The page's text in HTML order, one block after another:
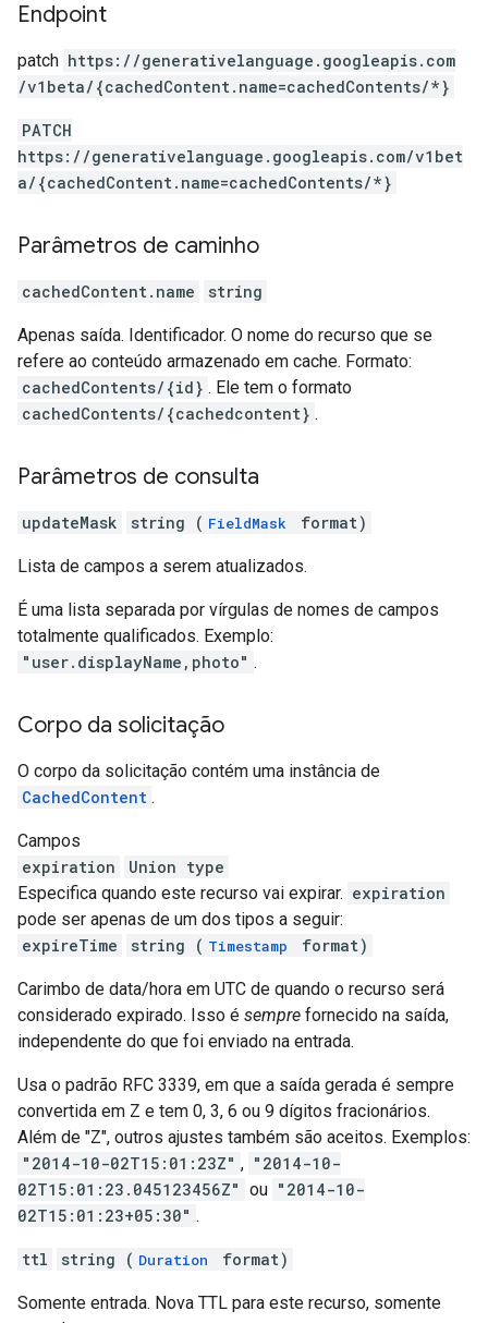
Endpoint
patch https: / /generativelanguage.googleapis.com
/v1beta/{cachedContent.name=cachedContents/*}
PATCH
https://generativelanguage.googleapis.com/v1bet
a/{cachedContent.name=cachedContents/*}
Parâmetros de caminho
cachedContent.name string
Apenas saída. Identificador. O nome do recurso que se
refere ao conteúdo armazenado em cache. Formato:
cachedContents/{id} . Ele tem o formato
cachedContents/{cachedcontent} .
Parâmetros de consulta
updateMask string ( FieldMask format)
Lista de campos a serem atualizados.
É uma lista separada por vírgulas de nomes de campos
totalmente qualificados. Exemplo:
"user.displayName,photo" .
Corpo da solicitação
O corpo da solicitação contém uma instância de
CachedContent .
Campos
expiration
Union type
Especifica quando este recurso vai expirar. expiration
pode ser apenas de um dos tipos a seguir:
expireTime
string ( Timestamp format)
Carimbo de data/hora em UTC de quando o recurso será
considerado expirado. Isso é sempre fornecido na saída,
independente do que foi enviado na entrada.
Usa o padrão RFC 3339, em que a saída gerada é sempre
convertida em Z e tem 0, 3, 6 ou 9 dígitos fracionários.
Além de "Z", outros ajustes também são aceitos. Exemplos:
"2014-10-02T15:01:23Z" , "2014-10-
02T15:01:23.045123456Z" ou "2014-10-
02T15:01:23+05:30" .
ttl string ( Duration format)
Somente entrada. Nova TTL para este recurso, somente